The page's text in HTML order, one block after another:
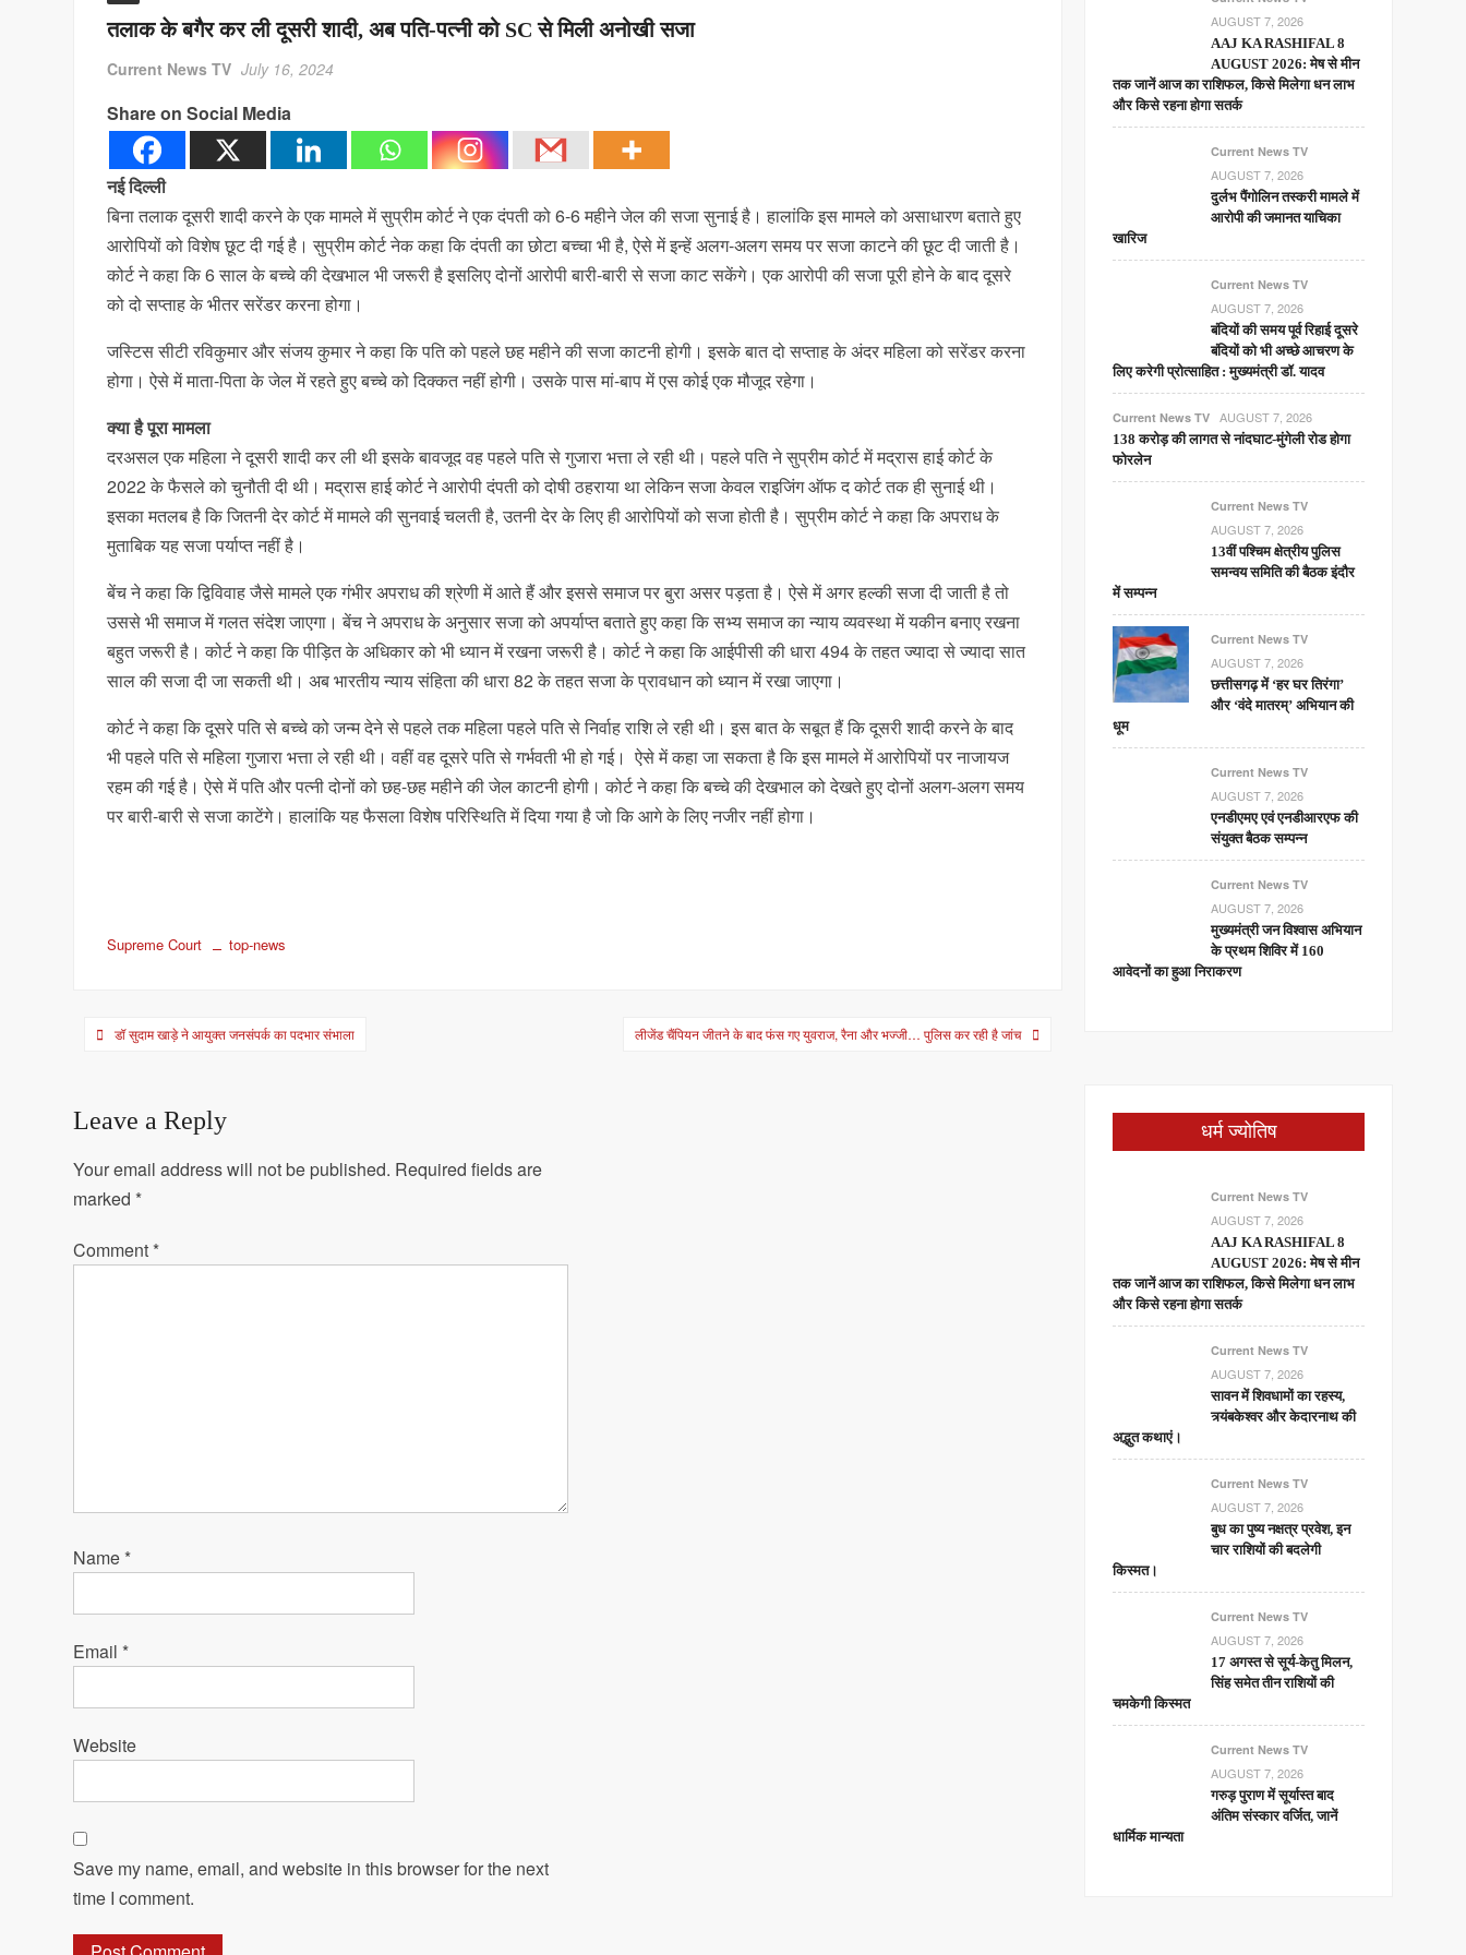
तलाक के बगैर कर ली दूसरी शादी, अब पति-पत्नी को SC से मिली अनोखी सजा
Current News TV July 16, 2024
Share on Social Media
नई दिल्ली
बिना तलाक दूसरी शादी करने के एक मामले में सुप्रीम कोर्ट ने एक दंपती को 6-6 महीने जेल की सजा सुनाई है। हालांकि इस मामले को असाधारण बताते हुए
आरोपियों को विशेष छूट दी गई है। सुप्रीम कोर्ट नेक कहा कि दंपती का छोटा बच्चा भी है, ऐसे में इन्हें अलग-अलग समय पर सजा काटने की छूट दी जाती है।
कोर्ट ने कहा कि 6 साल के बच्चे की देखभाल भी जरूरी है इसलिए दोनों आरोपी बारी-बारी से सजा काट सकेंगे। एक आरोपी की सजा पूरी होने के बाद दूसरे
को दो सप्ताह के भीतर सरेंडर करना होगा।
जस्टिस सीटी रविकुमार और संजय कुमार ने कहा कि पति को पहले छह महीने की सजा काटनी होगी। इसके बात दो सप्ताह के अंदर महिला को सरेंडर करना
होगा। ऐसे में माता-पिता के जेल में रहते हुए बच्चे को दिक्कत नहीं होगी। उसके पास मां-बाप में एस कोई एक मौजूद रहेगा।
क्या है पूरा मामला
दरअसल एक महिला ने दूसरी शादी कर ली थी इसके बावजूद वह पहले पति से गुजारा भत्ता ले रही थी। पहले पति ने सुप्रीम कोर्ट में मद्रास हाई कोर्ट के
2022 के फैसले को चुनौती दी थी। मद्रास हाई कोर्ट ने आरोपी दंपती को दोषी ठहराया था लेकिन सजा केवल राइजिंग ऑफ द कोर्ट तक ही सुनाई थी।
इसका मतलब है कि जितनी देर कोर्ट में मामले की सुनवाई चलती है, उतनी देर के लिए ही आरोपियों को सजा होती है। सुप्रीम कोर्ट ने कहा कि अपराध के
मुताबिक यह सजा पर्याप्त नहीं है।
बेंच ने कहा कि द्विविवाह जैसे मामले एक गंभीर अपराध की श्रेणी में आते हैं और इससे समाज पर बुरा असर पड़ता है। ऐसे में अगर हल्की सजा दी जाती है तो
उससे भी समाज में गलत संदेश जाएगा। बेंच ने अपराध के अनुसार सजा को अपर्याप्त बताते हुए कहा कि सभ्य समाज का न्याय व्यवस्था में यकीन बनाए रखना
बहुत जरूरी है। कोर्ट ने कहा कि पीड़ित के अधिकार को भी ध्यान में रखना जरूरी है। कोर्ट ने कहा कि आईपीसी की धारा 494 के तहत ज्यादा से ज्यादा सात
साल की सजा दी जा सकती थी। अब भारतीय न्याय संहिता की धारा 82 के तहत सजा के प्रावधान को ध्यान में रखा जाएगा।
कोर्ट ने कहा कि दूसरे पति से बच्चे को जन्म देने से पहले तक महिला पहले पति से निर्वाह राशि ले रही थी। इस बात के सबूत हैं कि दूसरी शादी करने के बाद
भी पहले पति से महिला गुजारा भत्ता ले रही थी। वहीं वह दूसरे पति से गर्भवती भी हो गई। ऐसे में कहा जा सकता है कि इस मामले में आरोपियों पर नाजायज
रहम की गई है। ऐसे में पति और पत्नी दोनों को छह-छह महीने की जेल काटनी होगी। कोर्ट ने कहा कि बच्चे की देखभाल को देखते हुए दोनों अलग-अलग समय
पर बारी-बारी से सजा काटेंगे। हालांकि यह फैसला विशेष परिस्थिति में दिया गया है जो कि आगे के लिए नजीर नहीं होगा।
Supreme Court top-news
Postडॉ सुदाम खाड़े ने आयुक्त जनसंपर्क का पदभार संभाला लीजेंड चैंपियन जीतने के बाद फंस गए युवराज, रैना और भज्जी… पुलिस कर रही है जांच
Leave a Reply
Your email address will not be published. Required fields are
marked *
Comment *
Name *
Email *
Website
Save my name, email, and website in this browser for the next
time I comment.
AUGUST 7, 2026
AAJ KA RASHIFAL 8
AUGUST 2026: मेष से मीन
तक जानें आज का राशिफल, किसे मिलेगा धन लाभ
और किसे रहना होगा सतर्क
Current News TV
AUGUST 7, 2026
दुर्लभ पैंगोलिन तस्करी मामले में
आरोपी की जमानत याचिका
खारिज
Current News TV
AUGUST 7, 2026
बंदियों की समय पूर्व रिहाई दूसरे
बंदियों को भी अच्छे आचरण के
लिए करेगी प्रोत्साहित : मुख्यमंत्री डॉ. यादव
Current News TV AUGUST 7, 2026
138 करोड़ की लागत से नांदघाट-मुंगेली रोड होगा
फोरलेन
Current News TV
AUGUST 7, 2026
13वीं पश्चिम क्षेत्रीय पुलिस
समन्वय समिति की बैठक इंदौर
में सम्पन्न
Current News TV
AUGUST 7, 2026
छत्तीसगढ़ में ‘हर घर तिरंगा’
और ‘वंदे मातरम्’ अभियान की
धूम
Current News TV
AUGUST 7, 2026
एनडीएमए एवं एनडीआरएफ की
संयुक्त बैठक सम्पन्न
Current News TV
AUGUST 7, 2026
मुख्यमंत्री जन विश्वास अभियान
के प्रथम शिविर में 160
आवेदनों का हुआ निराकरण
धर्म ज्योतिष
Current News TV
AUGUST 7, 2026
AAJ KA RASHIFAL 8
AUGUST 2026: मेष से मीन
तक जानें आज का राशिफल, किसे मिलेगा धन लाभ
और किसे रहना होगा सतर्क
Current News TV
AUGUST 7, 2026
सावन में शिवधामों का रहस्य,
त्र्यंबकेश्वर और केदारनाथ की
अद्भुत कथाएं।
Current News TV
AUGUST 7, 2026
बुध का पुष्य नक्षत्र प्रवेश, इन
चार राशियों की बदलेगी
किस्मत।
Current News TV
AUGUST 7, 2026
17 अगस्त से सूर्य-केतु मिलन,
सिंह समेत तीन राशियों की
चमकेगी किस्मत
Current News TV
AUGUST 7, 2026
गरुड़ पुराण में सूर्यास्त बाद
अंतिम संस्कार वर्जित, जानें
धार्मिक मान्यता